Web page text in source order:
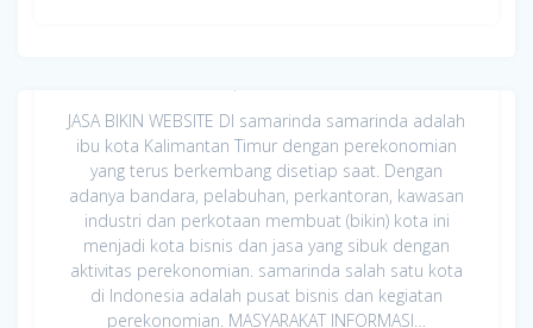
JASA BIKIN WEBSITE DI samarinda samarinda adalah
ibu kota Kalimantan Timur dengan perekonomian
yang terus berkembang disetiap saat. Dengan
adanya bandara, pelabuhan, perkantoran, kawasan
industri dan perkotaan membuat (bikin) kota ini
menjadi kota bisnis dan jasa yang sibuk dengan
aktivitas perekonomian. samarinda salah satu kota
di Indonesia adalah pusat bisnis dan kegiatan
perekonomian. MASYARAKAT INFORMASI…